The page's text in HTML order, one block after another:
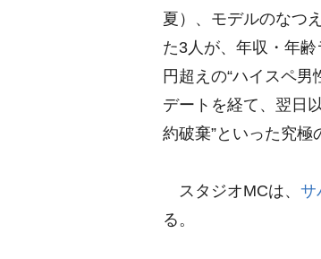
夏）、モデルのなつ
た3人が、年収・年
円超えの“ハイスペ
デートを経て、翌日
約破棄”といった究極
スタジオMCは、 サ
る。